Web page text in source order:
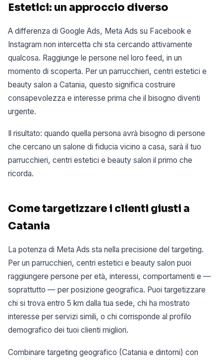
Estetici: un approccio diverso
A differenza di Google Ads, Meta Ads su Facebook e
Instagram non intercetta chi sta cercando attivamente
qualcosa. Raggiunge le persone nel loro feed, in un
momento di scoperta. Per un parrucchieri, centri estetici e
beauty salon a Catania, questo significa costruire
consapevolezza e interesse prima che il bisogno diventi
urgente.
Il risultato: quando quella persona avrà bisogno di persone
che cercano un salone di fiducia vicino a casa, sarà il tuo
parrucchieri, centri estetici e beauty salon il primo che
ricorda.
Come targetizzare i clienti giusti a
Catania
La potenza di Meta Ads sta nella precisione del targeting.
Per un parrucchieri, centri estetici e beauty salon puoi
raggiungere persone per età, interessi, comportamenti e —
soprattutto — per posizione geografica. Puoi targetizzare
chi si trova entro 5 km dalla tua sede, chi ha mostrato
interesse per servizi simili, o chi corrisponde al profilo
demografico dei tuoi clienti migliori.
Combinare targeting geografico (Catania e dintorni) con